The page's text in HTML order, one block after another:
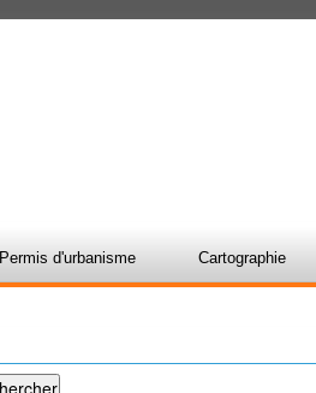
Permis d'urbanisme Cartographie